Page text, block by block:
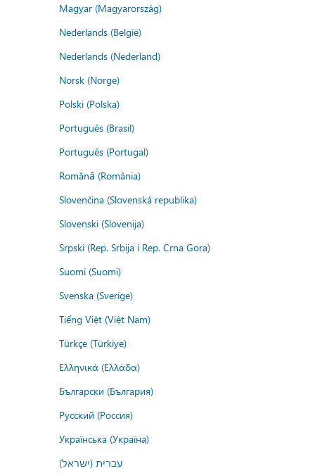
Magyar (Magyarország)
Nederlands (België)
Nederlands (Nederland)
Norsk (Norge)
Polski (Polska)
Português (Brasil)
Português (Portugal)
Română (România)
Slovenčina (Slovenská republika)
Slovenski (Slovenija)
Srpski (Rep. Srbija i Rep. Crna Gora)
Suomi (Suomi)
Svenska (Sverige)
Tiếng Việt (Việt Nam)
Türkçe (Türkiye)
Ελληνικά (Ελλάδα)
Български (България)
Русский (Россия)
Українська (Україна)
עברית (ישראל)